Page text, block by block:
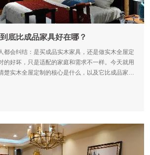
底比成品家具好在哪？
都会纠结：是买成品实木家具，还是做实木全屋定
的好坏，只是适配的家庭和需求不一样。今天就用
楚实木全屋定制的核心是什么，以及它比成品家具